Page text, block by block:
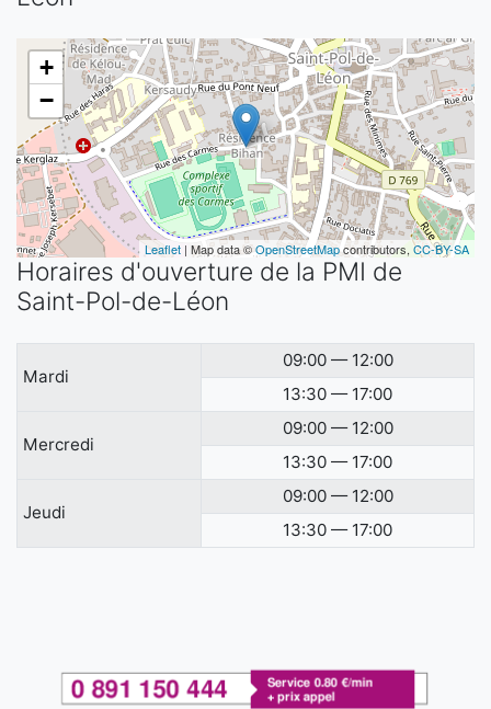
+
−
Leaflet | Map data ©OpenStreetMapcontributors, CC-BY-SA
Horaires d'ouverture de la PMI de
Saint-Pol-de-Léon
Mardi
09:00 — 12:00
13:30 — 17:00
Mercredi
09:00 — 12:00
13:30 — 17:00
Jeudi
09:00 — 12:00
13:30 — 17:00